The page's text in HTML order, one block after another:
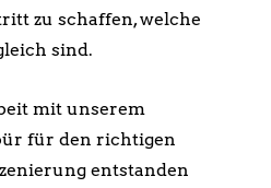
zu schaffen, welche
sind.
mit unserem
für den richtigen
entstanden